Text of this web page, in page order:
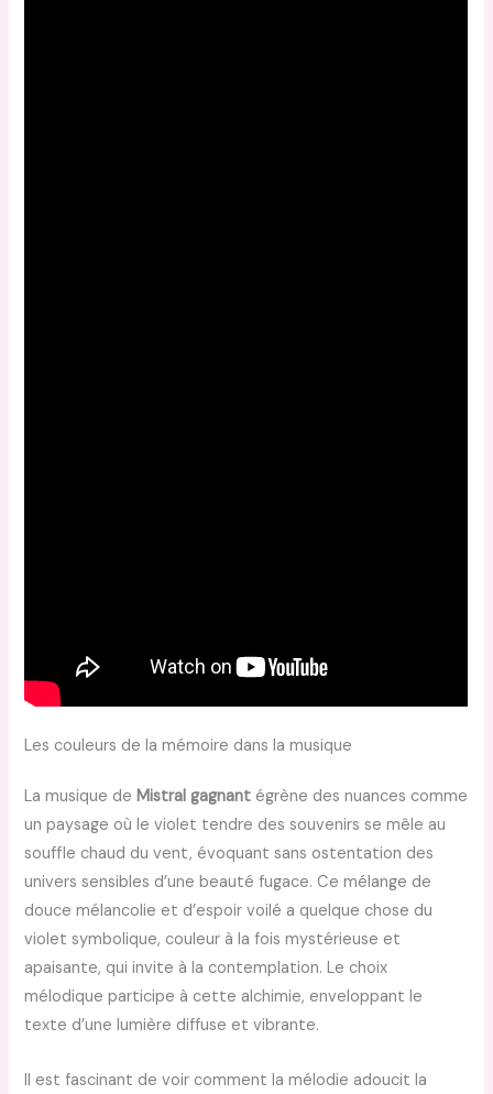
Les couleurs de la mémoire dans la musique
La musique deMistral gagnant égrène des nuances comme
un paysage où le violet tendre des souvenirs se mêle au
souffle chaud du vent, évoquant sans ostentation des
univers sensibles d’une beauté fugace. Ce mélange de
douce mélancolie et d’espoir voilé a quelque chose du
violet symbolique, couleur à la fois mystérieuse et
apaisante, qui invite à la contemplation. Le choix
mélodique participe à cette alchimie, enveloppant le
texte d’une lumière diffuse et vibrante.
Il est fascinant de voir comment la mélodie adoucit la